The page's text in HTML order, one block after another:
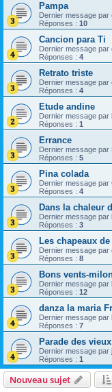
Pampa
Dernier message par
Réponses : 10
Cancion para Ti
Dernier message par
Réponses : 4
Retrato triste
Dernier message par
Réponses : 4
Etude andine
Dernier message par
Réponses : 1
Errance
Dernier message par
Réponses : 5
Pina colada
Dernier message par
Réponses : 4
Dans la chaleur
Dernier message par
Réponses : 3
Les chapeaux
Dernier message par
Réponses : 8
Bons vents-
Dernier message par
Réponses : 12
danza la maria
Dernier message par
Réponses : 7
Parade des
Dernier message par
Réponses : 1
Nouveau sujet